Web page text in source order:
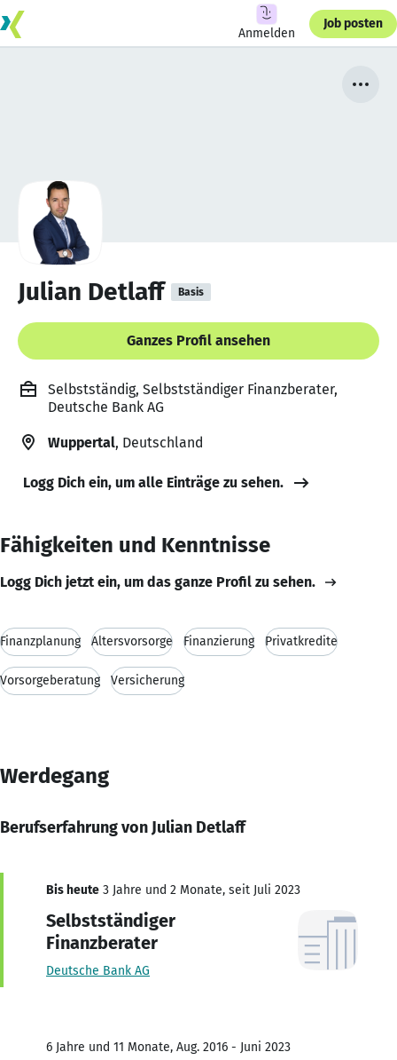
Anmelden
Job posten
Julian Detlaff Basis
Ganzes Profil ansehen
Selbstständig, Selbstständiger Finanzberater,
Deutsche Bank AG
Wuppertal, Deutschland
Logg Dich ein, um alle Einträge zu sehen.
Fähigkeiten und Kenntnisse
Logg Dich jetzt ein, um das ganze Profil zu sehen.
Finanzplanung Altersvorsorge Finanzierung Privatkredite
Vorsorgeberatung Versicherung
Werdegang
Berufserfahrung von Julian Detlaff
Bis heute 3 Jahre und 2 Monate, seit Juli 2023
Selbstständiger
Finanzberater
Deutsche Bank AG
6 Jahre und 11 Monate, Aug. 2016 - Juni 2023